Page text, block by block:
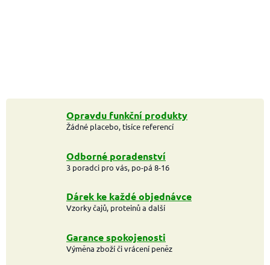
Opravdu funkční produkty
Žádné placebo, tisíce referencí
Odborné poradenství
3 poradci pro vás, po-pá 8-16
Dárek ke každé objednávce
Vzorky čajů, proteinů a další
Garance spokojenosti
Výměna zboží či vrácení peněz